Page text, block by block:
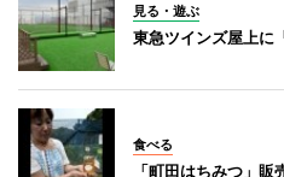
見る・遊ぶ
東急ツインズ屋上に
食べる
「町田はちみつ」販